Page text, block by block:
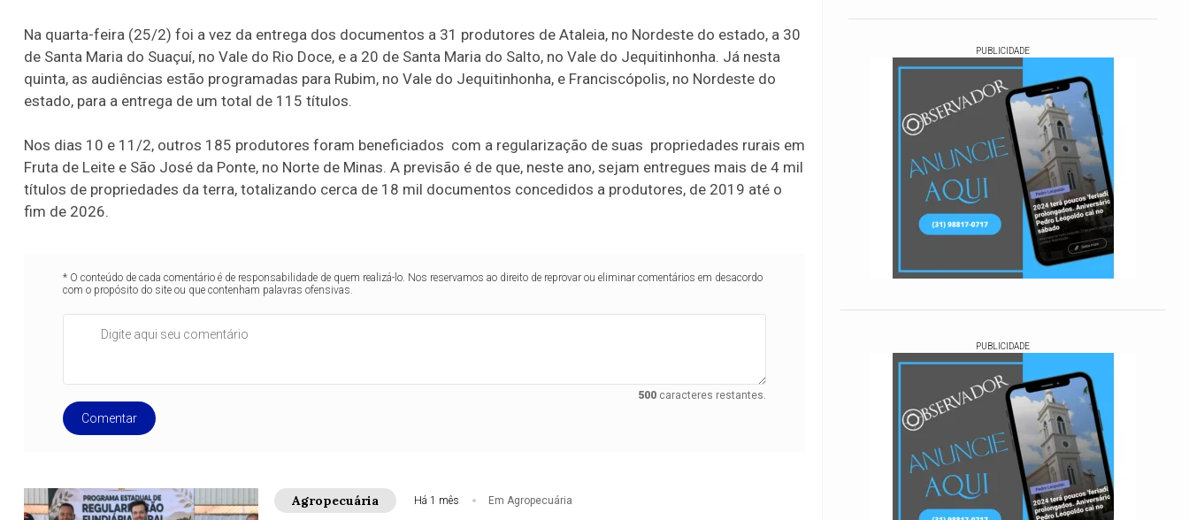
Na quarta-feira (25/2) foi a vez da entrega dos documentos a 31 produtores de Ataleia, no Nordeste do estado, a 30
de Santa Maria do Suaçuí, no Vale do Rio Doce, e a 20 de Santa Maria do Salto, no Vale do Jequitinhonha. Já nesta
quinta, as audiências estão programadas para Rubim, no Vale do Jequitinhonha, e Franciscópolis, no Nordeste do
estado, para a entrega de um total de 115 títulos.
Nos dias 10 e 11/2, outros 185 produtores foram beneficiados com a regularização de suas propriedades rurais em
Fruta de Leite e São José da Ponte, no Norte de Minas. A previsão é de que, neste ano, sejam entregues mais de 4 mil
títulos de propriedades da terra, totalizando cerca de 18 mil documentos concedidos a produtores, de 2019 até o
fim de 2026.
* O conteúdo de cada comentário é de responsabilidade de quem realizá-lo. Nos reservamos ao direito de reprovar ou eliminar comentários em desacordo
com o propósito do site ou que contenham palavras ofensivas.
500caracteres restantes.
Comentar
Agropecuária Há 1 mês Em Agropecuária
PUBLICIDADE
PUBLICIDADE